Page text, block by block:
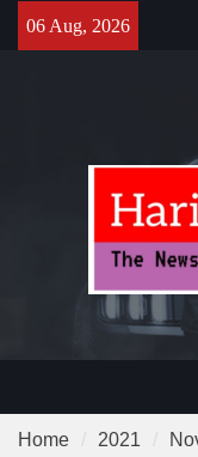
06 Aug, 2026
Home 2021